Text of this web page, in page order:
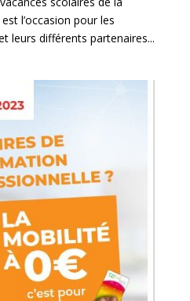
l’occasion pour les
leurs différents partenaires...